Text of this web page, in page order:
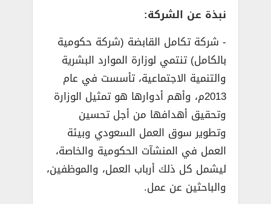
نبذة عن الشركة:
­- شركة تكامل القابضة (شركة حكومية
بالكامل) تنتمي لوزارة الموارد البشرية
والتنمية الاجتماعية، تأسست في عام
2013م، وأهم أدوارها هو تمثيل الوزارة
وتحقيق أهدافها من أجل تحسين
وتطوير سوق العمل السعودي وبيئة
العمل في المنشآت الحكومية والخاصة،
ليشمل كل ذلك أرباب العمل، والموظفين،
والباحثين عن عمل.